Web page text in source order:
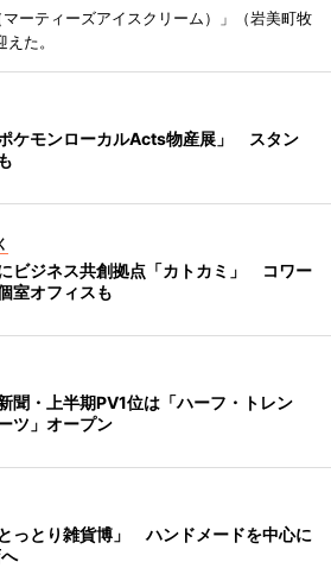
マーティーズアイスクリーム）」（岩美町牧
た。
ケモンローカルActs物産展」 スタン
ビジネス共創拠点「カトカミ」 コワー
室オフィスも
聞・上半期PV1位は「ハーフ・トレン
ツ」オープン
っとり雑貨博」 ハンドメードを中心に